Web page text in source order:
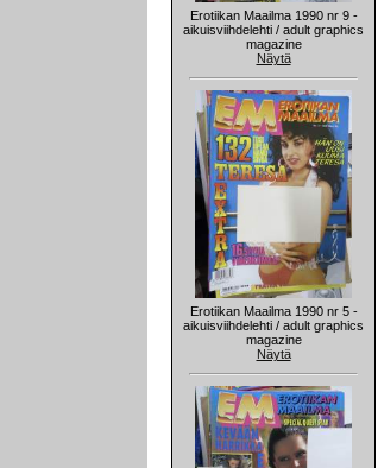
Erotiikan Maailma 1990 nr 9 -
aikuisviihdelehti / adult graphics
magazine
Näytä
Erotiikan Maailma 1990 nr 5 -
aikuisviihdelehti / adult graphics
magazine
Näytä